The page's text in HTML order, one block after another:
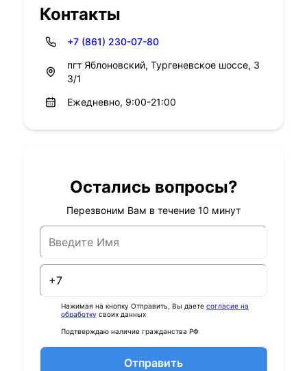
Контакты
+7 (861) 230-07-80
пгт Яблоновский, Тургеневское шоссе, 3
3/1
Ежедневно, 9:00-21:00
Остались вопросы?
Перезвоним Вам в течение 10 минут
Нажимая на кнопку Отправить, Вы даете согласие на
обработку своих данных
Подтверждаю наличие гражданства РФ
Отправить